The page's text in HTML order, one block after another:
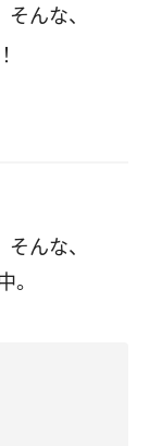
んな、
んな、